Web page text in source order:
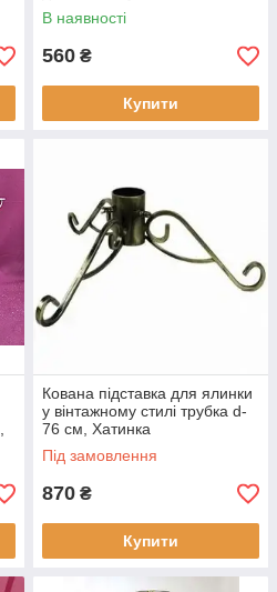
см
В наявності
560 ₴
Купити
Кована підставка для ялинки
у вінтажному стилі трубка d-
76 см, Хатинка
Під замовлення
870 ₴
Купити